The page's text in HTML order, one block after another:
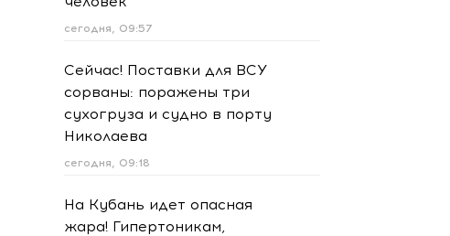
сегодня, 09:57
Сейчас! Поставки для ВСУ
сорваны: поражены три
сухогруза и судно в порту
Николаева
сегодня, 09:18
На Кубань идет опасная
жара! Гипертоникам,